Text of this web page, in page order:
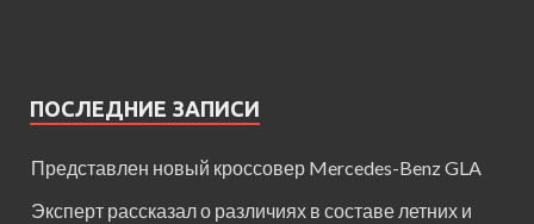
ПОСЛЕДНИЕ ЗАПИСИ
Представлен новый кроссовер Mercedes-Benz GLA
Эксперт рассказал о различиях в составе летних и